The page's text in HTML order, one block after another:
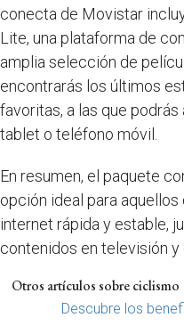
conecta de Movistar
Lite, una plataforma de
amplia selección de
encontrarás los últimos
favoritas, a las que
tablet o teléfono móvil.
En resumen, el paquete
opción ideal para
internet rápida y estable,
contenidos en televisión y
Otros artículos sobre ciclismo
Descubre los